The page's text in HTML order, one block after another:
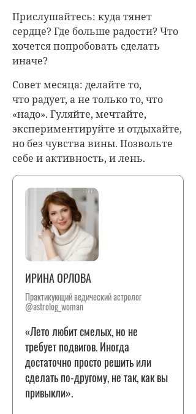
Прислушайтесь: куда тянет
сердце? Где больше радости? Что
хочется попробовать сделать
иначе?
Совет месяца: делайте то,
что радует, а не только то, что
«надо». Гуляйте, мечтайте,
экспериментируйте и отдыхайте,
но без чувства вины. Позвольте
себе и активность, и лень.
ИРИНА ОРЛОВА
Практикующий ведический астролог
@astrolog_woman
«Лето любит смелых, но не
требует подвигов. Иногда
достаточно просто решить или
сделать по-другому, не так, как вы
привыкли».